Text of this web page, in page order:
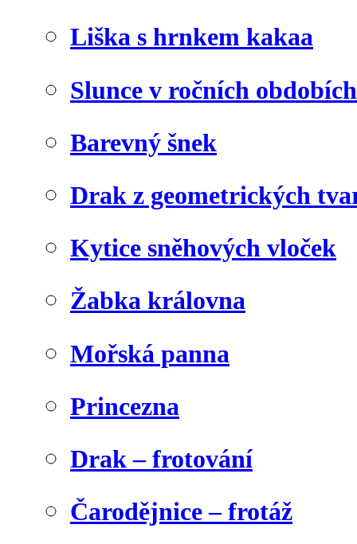
Liška s hrnkem kakaa
Slunce v ročních obdobích
Barevný šnek
Drak z geometrických
Kytice sněhových vloček
Žabka královna
Mořská panna
Princezna
Drak – frotování
Čarodějnice – frotáž